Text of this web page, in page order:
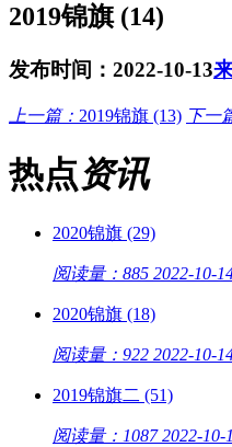
2019锦旗 (14)
发布时间：2022-10-13
上一篇： 2019锦旗 (13) 下一
热点资讯
2020锦旗 (29)
阅读量：885 2022-10-
2020锦旗 (18)
阅读量：922 2022-10-
2019锦旗二 (51)
阅读量：1087 2022-10-